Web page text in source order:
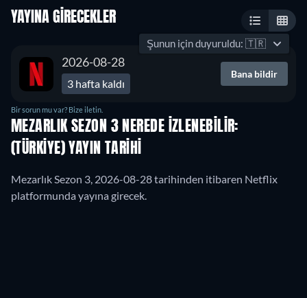
YAYINA GIRECEKLER
Şunun için duyuruldu: 🇹🇷
2026-08-28
3 hafta kaldı
Bana bildir
Bir sorun mu var? Bize iletin.
MEZARLIK SEZON 3 NEREDE IZLENEBILIR:
(TÜRKIYE) YAYIN TARIHI
Mezarlık Sezon 3, 2026-08-28 tarihinden itibaren Netflix
platformunda yayına girecek.